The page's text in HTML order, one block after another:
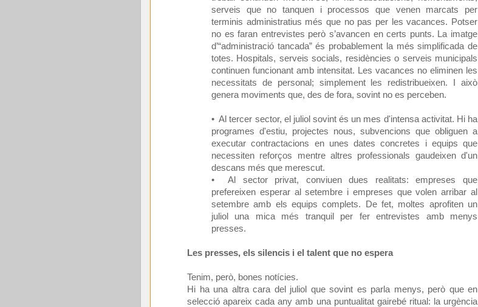
serveis que no tanquen i processos que venen marcats per
terminis administratius més que no pas per les vacances. Potser
no es faran entrevistes però s’avancen en certs punts. La imatge
d’“administració tancada” és probablement la més simplificada de
totes. Hospitals, serveis socials, residències o serveis municipals
continuen funcionant amb intensitat. Les vacances no eliminen les
necessitats de personal; simplement les redistribueixen. I això
genera moviments que, des de fora, sovint no es perceben.
• Al tercer sector, el juliol sovint és un mes d'intensa activitat. Hi ha
programes d'estiu, projectes nous, subvencions que obliguen a
executar contractacions en unes dates concretes i equips que
necessiten reforços mentre altres professionals gaudeixen d'un
descans més que merescut.
• Al sector privat, conviuen dues realitats: empreses que
prefereixen esperar al setembre i empreses que volen arribar al
setembre amb els equips complets. De fet, moltes aprofiten un
juliol una mica més tranquil per fer entrevistes amb menys
presses.
Les presses, els silencis i el talent que no espera
Tenim, però, bones notícies.
Hi ha una altra cara del juliol que sovint es parla menys, però que en
selecció apareix cada any amb una puntualitat gairebé ritual: la urgència